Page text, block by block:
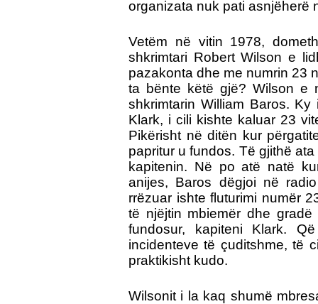
organizata nuk pati asnjëherë
Vetëm në vitin 1978,
shkrimtari Robert Wilson e
pazakonta dhe me numrin 23
ta bënte këtë gjë? Wilson e
shkrimtarin William Baros. Ky
Klark, i cili kishte kaluar 23
Pikërisht në ditën kur
papritur u fundos. Të gjithë
kapitenin. Në po atë natë
anijes, Baros dëgjoi në
rrëzuar ishte fluturimi numër
të njëjtin mbiemër dhe
fundosur, kapiteni Klark.
incidenteve të çuditshme, të
praktikisht kudo.
Wilsonit i la kaq shumë